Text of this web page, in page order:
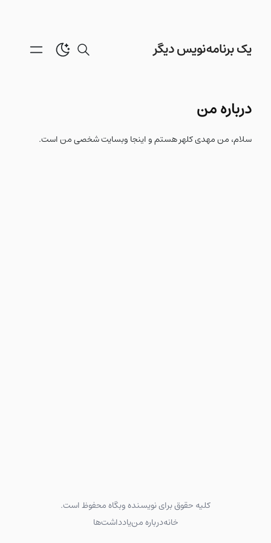
skip to content
یک برنامه‌نویس دیگر
درباره من
سلام، من مهدی کلهر هستم و اینجا وبسایت شخصی من است.
کلیه حقوق برای نویسنده وبگاه محفوظ است.
خانهدرباره منیادداشت‌ها